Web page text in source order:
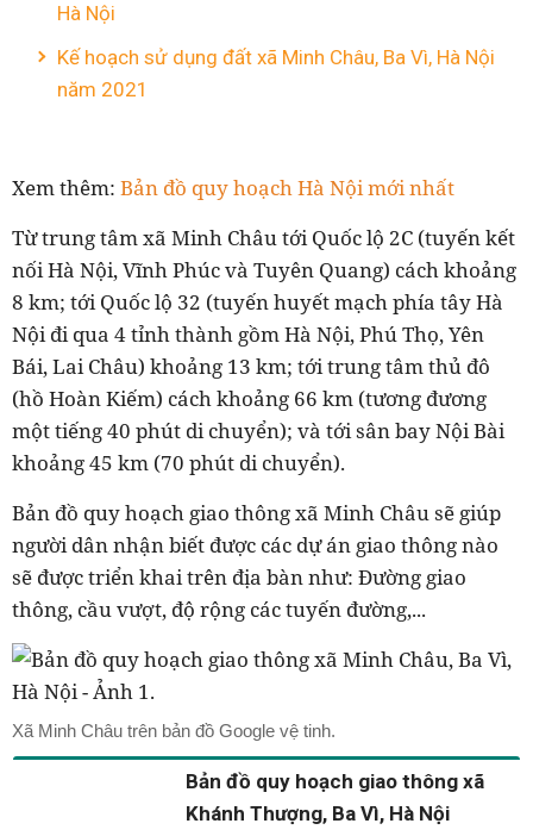
Hà Nội
Kế hoạch sử dụng đất xã Minh Châu, Ba Vì, Hà Nội
năm 2021
Xem thêm: Bản đồ quy hoạch Hà Nội mới nhất
Từ trung tâm xã Minh Châu tới Quốc lộ 2C (tuyến kết
nối Hà Nội, Vĩnh Phúc và Tuyên Quang) cách khoảng
8 km; tới Quốc lộ 32 (tuyến huyết mạch phía tây Hà
Nội đi qua 4 tỉnh thành gồm Hà Nội, Phú Thọ, Yên
Bái, Lai Châu) khoảng 13 km; tới trung tâm thủ đô
(hồ Hoàn Kiếm) cách khoảng 66 km (tương đương
một tiếng 40 phút di chuyển); và tới sân bay Nội Bài
khoảng 45 km (70 phút di chuyển).
Bản đồ quy hoạch giao thông xã Minh Châu sẽ giúp
người dân nhận biết được các dự án giao thông nào
sẽ được triển khai trên địa bàn như: Đường giao
thông, cầu vượt, độ rộng các tuyến đường,...
Xã Minh Châu trên bản đồ Google vệ tinh.
Bản đồ quy hoạch giao thông xã
Khánh Thượng, Ba Vì, Hà Nội